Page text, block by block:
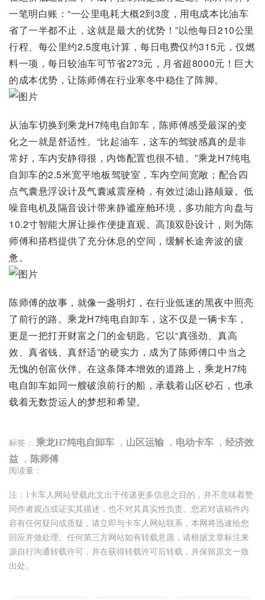
一笔明白账：“一公里电耗大概2到3度，用电成本比油车
省了一半都不止，这就是最大的优势！”以他每日210公里
行程、每公里约2.5度电计算，每日电费仅约315元，仅燃
料一项，每日较油车可节省273元，月省超8000元！巨大
的成本优势，让陈师傅在行业寒冬中稳住了阵脚。
从油车切换到乘龙H7纯电自卸车，陈师傅感受最深的变
化之一就是舒适性。“比起油车，这车的驾驶感真的是非
常好，车内安静得很，内饰配置也很不错。”乘龙H7纯电
自卸车的2.5米宽平地板驾驶室，车内空间宽敞；配合四
点气囊悬浮设计及气囊减震座椅，有效过滤山路颠簸。低
噪音电机及隔音设计带来静谧座舱环境，多功能方向盘与
10.2寸智能大屏让操作便捷直观。高顶双卧设计，则为陈
师傅和搭档提供了充分休息的空间，缓解长途奔波的疲
惫。
陈师傅的故事，就像一盏明灯，在行业低迷的黑夜中照亮
了前行的路。乘龙H7纯电自卸车，这不仅是一辆卡车，
更是一把打开财富之门的金钥匙。它以“真强劲、真高
效、真省钱、真舒适”的硬实力，成为了陈师傅口中当之
无愧的创富伙伴。在这条降本增效的道路上，乘龙H7纯
电自卸车如同一艘破浪前行的船，承载着山区砂石，也承
载着无数货运人的梦想和希望。
标签： 乘龙H7纯电自卸车 ， 山区运输 ， 电动卡车 ， 经济效
益 ， 陈师傅
阅读量：
注：1卡车人网站登载此文出于传递更多信息之目的，并不意味着赞
同作者观点或证实其描述，也不对其真实性负责。您若对该稿件内
容有任何疑问或质疑，请立即与卡车人网站联系，本网将迅速给您
回应并做处理。任何第三方网站如有转载意愿，请根据文章标注来
源自行沟通转载许可，并在获得转载许可后转载，并保留原文一致
出处。